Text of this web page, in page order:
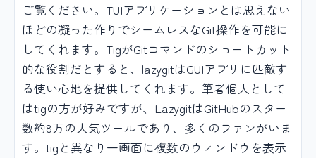
ご覧ください。TUIアプリケーションとは思えない
ほどの凝った作りでシームレスなGit操作を可能に
してくれます。TigがGitコマンドのショートカット
的な役割だとすると、lazygitはGUIアプリに匹敵す
る使い心地を提供してくれます。筆者個人として
はtigの方が好みですが、LazygitはGitHubのスター
数約8万の人気ツールであり、多くのファンがいま
す。tigと異なり一画面に複数のウィンドウを表示